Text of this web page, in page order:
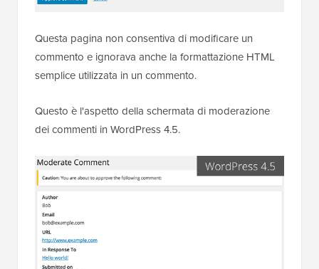
Questa pagina non consentiva di modificare un
commento e ignorava anche la formattazione HTML
semplice utilizzata in un commento.
Questo è l'aspetto della schermata di moderazione
dei commenti in WordPress 4.5.